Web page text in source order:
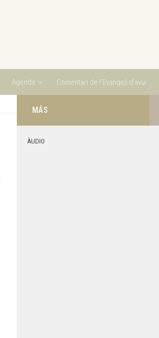
Agenda Comentari de l’Evangeli d’avui
MÁS
ÀUDIO